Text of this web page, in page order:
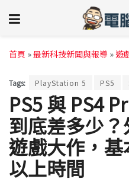
首頁 »最新科技新聞與報導 »遊
Tags: PlayStation 5 PS5
PS5 與 PS4
到底差多少
遊戲大作，
以上時間